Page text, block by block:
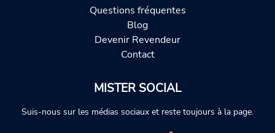
Questions fréquentes
Blog
Devenir Revendeur
Contact
MISTER SOCIAL
Suis-nous sur les médias sociaux et reste toujours à la page.